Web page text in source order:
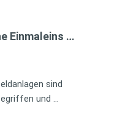
Einmaleins …
sind
und …